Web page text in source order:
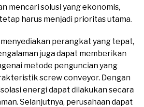
mencari solusi yang ekonomis,
harus menjadi prioritas utama.
perangkat yang tepat,
juga dapat memberikan
metode penguncian yang
screw conveyor. Dengan
energi dapat dilakukan secara
Selanjutnya, perusahaan dapat